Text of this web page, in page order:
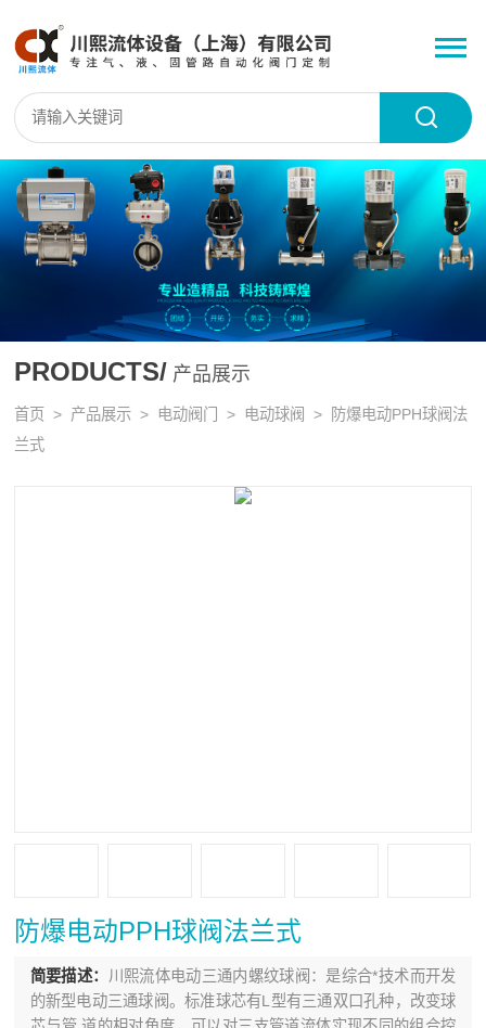
PRODUCTS/ 产品展示
首页 > 产品展示 > 电动阀门 > 电动球阀
> 防爆电动PPH球阀法
兰式
防爆电动PPH球阀法兰式
简要描述： 川熙流体电动三通内螺纹球阀：是综合*技术而开发
的新型电动三通球阀。标准球芯有L型有三通双口孔种，改变球